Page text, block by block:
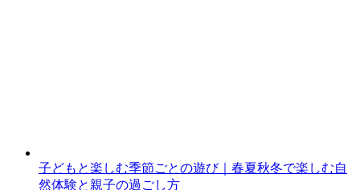
子どもと楽しむ季節ごとの遊び｜春夏秋冬で楽しむ自
然体験と親子の過ごし方